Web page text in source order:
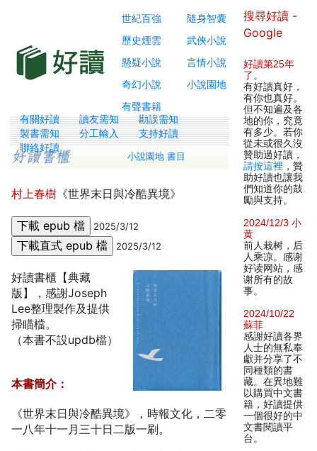
世紀百強
隨身智囊
歷史煙雲
武俠小說
懸疑小說
言情小說
奇幻小說
小說園地
有聲書籍
有關好讀 讀友需知
勘誤需知
製書需知
分工輸入
支持好讀
聯絡好讀
小說園地 書目
村上春樹 《世界末日與冷酷異境》
2025/3/12
2025/3/12
好讀書櫃【典藏
版】，感謝Joseph
Lee整理製作及提供
掃瞄檔。
（本書不設updb檔）
本書簡介：
《世界末日與冷酷異境》，時報文化，二零
一八年十一月三十日二版一刷。
搜尋好讀 -
Google
好讀第25年
了 。
有好讀真好，
有你也真好。
但不知遍及各
地的你，究竟
有多少。若你
從未或很久沒
贊助過好讀，
請按這裡 ，贊
助好讀也讓我
們知道你的鼓
勵與支持。
2024/12/3 小
黄
前人栽树，后
人乘凉。感谢
好读网站，感
谢所有的故
事。
2024/10/22
蘇菲
感謝好讀各界
人士的無私奉
獻并分享了不
同種類的書
藏。在異地難
以購買中文書
籍，好讀提供
一個很好的中
文書閱讀平
台。